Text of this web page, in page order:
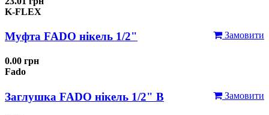
K-FLEX
Замовити
Муфта FADO нікель 1/2"
0.00 грн
Fado
Замовити
Заглушка FADO нікель 1/2" В